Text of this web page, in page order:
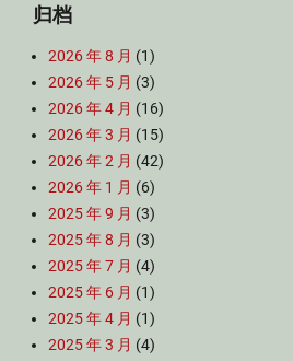
归档
2026 年 8 月 (1)
2026 年 5 月 (3)
2026 年 4 月 (16)
2026 年 3 月 (15)
2026 年 2 月 (42)
2026 年 1 月 (6)
2025 年 9 月 (3)
2025 年 8 月 (3)
2025 年 7 月 (4)
2025 年 6 月 (1)
2025 年 4 月 (1)
2025 年 3 月 (4)